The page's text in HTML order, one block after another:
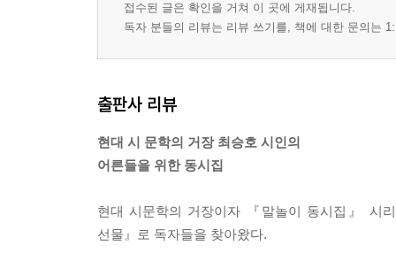
접수된 글은 확인을 거쳐 이 곳에 게재됩니다.
독자 분들의 리뷰는 리뷰 쓰기를, 책에 대한 문의는
출판사 리뷰
현대 시 문학의 거장 최승호 시인의
어른들을 위한 동시집
현대 시문학의 거장이자 『말놀이 동시집』 시
선물』로 독자들을 찾아왔다.